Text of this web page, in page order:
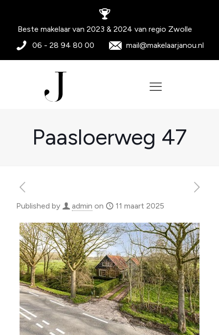
Beste makelaar van 2023 & 2024 van regio Zwolle
06 - 28 94 80 00
mail@makelaarjanou.nl
Paasloerweg 47
Published by admin on 11 maart 2025